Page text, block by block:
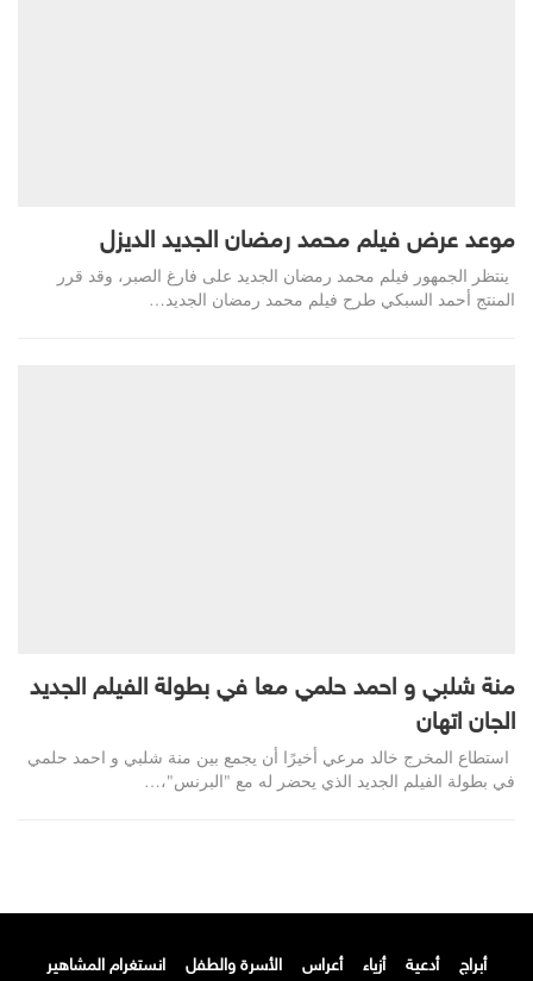
موعد عرض فيلم محمد رمضان الجديد الديزل
ينتظر الجمهور فيلم محمد رمضان الجديد على فارغ الصبر، وقد قرر
المنتج أحمد السبكي طرح فيلم محمد رمضان الجديد…
منة شلبي و احمد حلمي معا في بطولة الفيلم الجديد
الجان اتهان
استطاع المخرج خالد مرعي أخيرًا أن يجمع بين منة شلبي و احمد حلمي
في بطولة الفيلم الجديد الذي يحضر له مع "البرنس"،…
أبراج أدعية أزياء أعراس الأسرة والطفل انستغرام المشاهير